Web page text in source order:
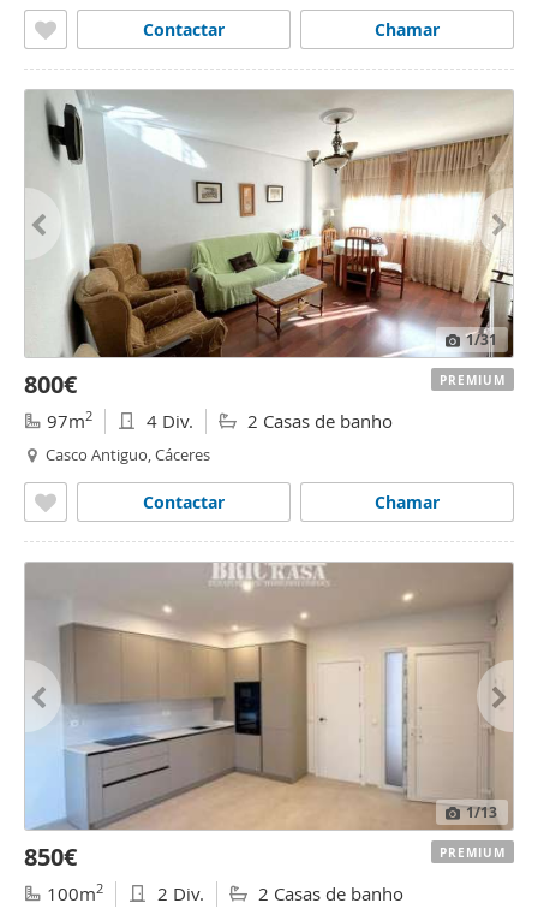
Chamar
Contactar
1/31
800€
97m2 4 Div. 2 Casas de banho
Casco Antiguo, Cáceres
Chamar
Contactar
PREMIUM
1/13
850€
100m2 2 Div. 2 Casas de banho
PREMIUM